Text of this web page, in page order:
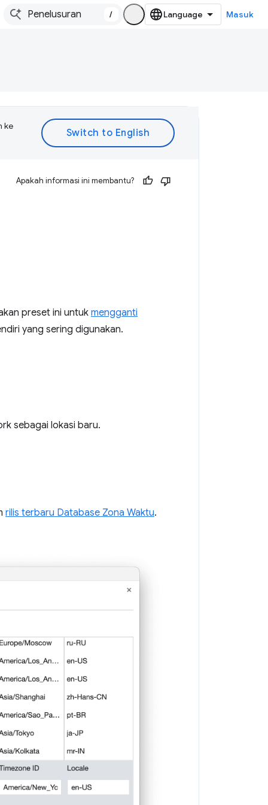
/ Masuk
ke
Apakah informasi ini membantu?
preset ini untuk mengganti
yang sering digunakan.
sebagai lokasi baru.
rilis terbaru Database Zona Waktu.